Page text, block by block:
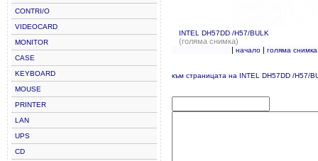
CONTRI/O
VIDEOCARD
MONITOR
CASE
KEYBOARD
MOUSE
PRINTER
LAN
UPS
CD
INTEL DH57DD /H57/BULK
(голяма снимка)
| начало| голяма снимка
към страницата на INTEL DH57DD /H57/